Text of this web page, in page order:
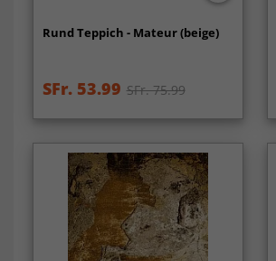
Rund Teppich - Mateur (beige)
SFr. 53.99 SFr. 75.99